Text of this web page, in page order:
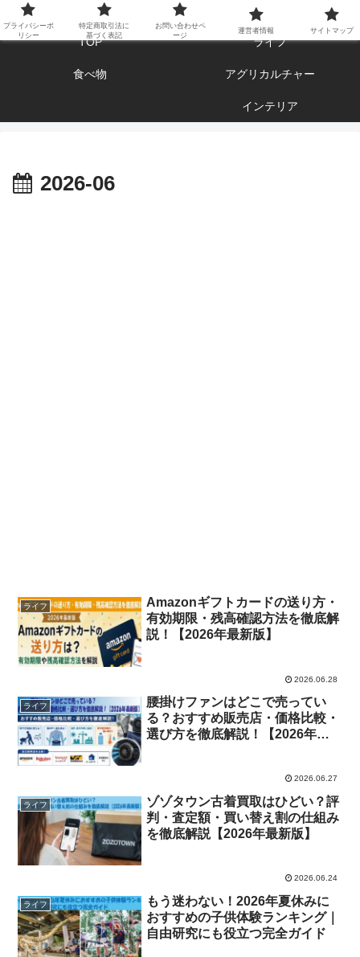
エンジョイ ブログライフ
TOP ライフ
食べ物 アグリカルチャー
インテリア
2026-06
ライフ
Amazonギフトカードの送り方・
有効期限・残高確認方法を徹底解
説！【2026年最新版】
2026.06.28
ライフ
腰掛けファンはどこで売ってい
る？おすすめ販売店・価格比較・
選び方を徹底解説！【2026年最
2026.06.27
ライフ
ゾゾタウン古着買取はひどい？評
判・査定額・買い替え割の仕組み
を徹底解説【2026年最新版】
2026.06.24
ライフ
もう迷わない！2026年夏休みに
おすすめの子供体験ランキング｜
自由研究にも役立つ完全ガイド
プライバシーポ
リシー
特定商取引法に
基づく表記
お問い合わせペ
ージ
運営者情報 サイトマップ